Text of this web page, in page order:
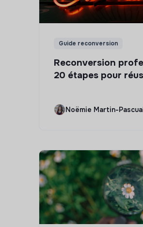
Guide reconversion
Reconversion
20 étapes pour
Noëmie Martin-